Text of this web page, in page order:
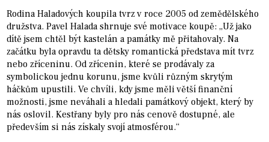
Rodina Haladových koupila tvrz v roce 2005 od zemědělského
družstva. Pavel Halada shrnuje své motivace koupě: „Už jako
dítě jsem chtěl být kastelán a památky mě přitahovaly. Na
začátku byla opravdu ta dětsky romantická představa mít tvrz
nebo zříceninu. Od zřícenin, které se prodávaly za
symbolickou jednu korunu, jsme kvůli různým skrytým
háčkům upustili. Ve chvíli, kdy jsme měli větší finanční
možnosti, jsme neváhali a hledali památkový objekt, který by
nás oslovil. Kestřany byly pro nás cenově dostupné, ale
především si nás získaly svojí atmosférou.“